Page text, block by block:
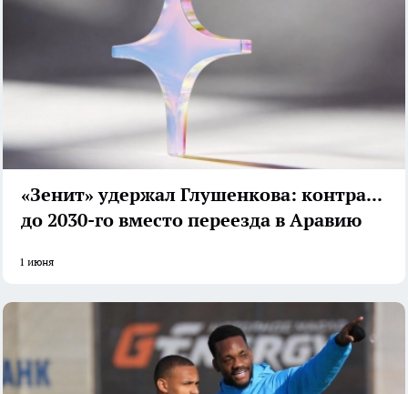
«Зенит» удержал Глушенкова: контракт
до 2030-го вместо переезда в Аравию
1 июня